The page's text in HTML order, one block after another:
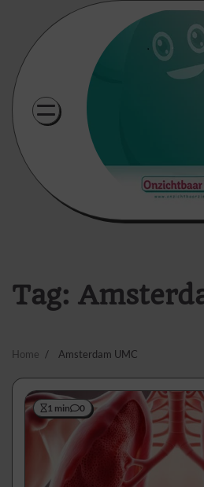
content
Tag:
Home Amsterdam UMC
1 min 0